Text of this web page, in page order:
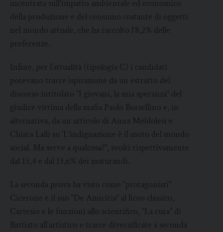
incentrata sull’impatto ambientale ed economico
della produzione e del consumo costante di oggetti
nel mondo attuale, che ha raccolto l’8,2% delle
preferenze.
Infine, per l’attualità (tipologia C) i candidati
potevano trarre ispirazione da un estratto del
discorso intitolato “I giovani, la mia speranza” del
giudice vittima della mafia Paolo Borsellino e, in
alternativa, da un articolo di Anna Meldolesi e
Chiara Lalli su ‘L’indignazione è il moto del mondo
social. Ma serve a qualcosa?”, svolti rispettivamente
dal 15,4 e dal 13,6% dei maturandi.
La seconda prova ha visto come “protagonisti”
Cicerone e il suo “De Amicitia” al liceo classico,
Cartesio e le funzioni allo scientifico, “La cura” di
Battiato all’artistico e tracce diversificate a seconda